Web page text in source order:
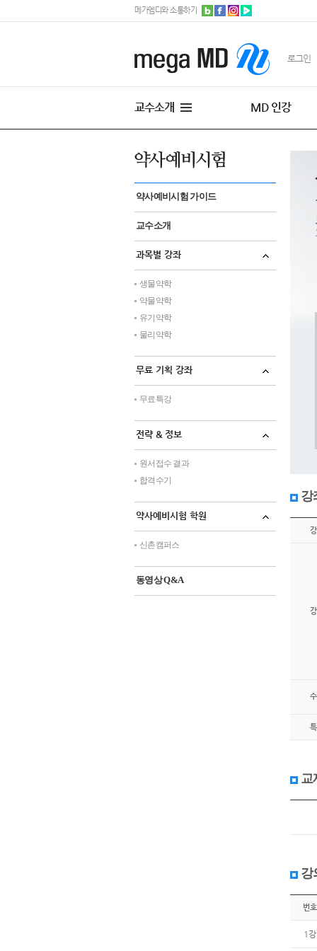
메가엠디와 소통하기
로그인
교수소개 MD 인강
약사예비시험 가이드
교수소개
과목별 강좌
생물약학
약물약학
유기약학
물리약학
무료 기획 강좌
무료특강
전략 & 정보
원서접수 결과
합격수기
약사예비시험 학원
신촌캠퍼스
동영상 Q&A
강
교
강
번호
1강